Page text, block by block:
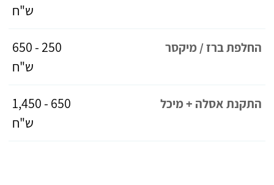
ש"ח
החלפת ברז / מיקסר
250 - 650
ש"ח
התקנת אסלה + מיכל
650 - 1,450
ש"ח